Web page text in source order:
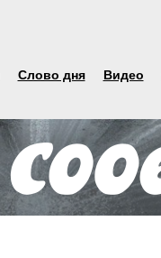
Слово дня Видео